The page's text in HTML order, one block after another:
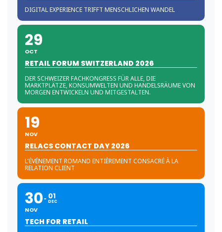
DIGITAL EXPERIENCE TRIFFT MENSCHLICHEN WANDEL
29
OCT
RETAIL FORUM SWITZERLAND 2026
DER SCHWEIZER FACHKONGRESS FÜR ALLE, DIE
MARKTPLÄTZE, KONSUMWELTEN UND HANDELSRÄUME VON
MORGEN ENTWICKELN UND MITGESTALTEN.
19
NOV
RELACS CONTACT DAY 2026
L'ÉVÉNEMENT ROMAND ENTIÈREMENT CONSACRÉ À LA
RELATION CLIENT
30
NOV
01
DEC
TECH FOR RETAIL